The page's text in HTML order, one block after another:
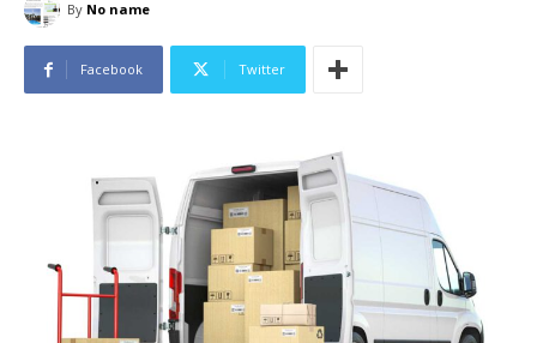
By No name
Facebook Twitter